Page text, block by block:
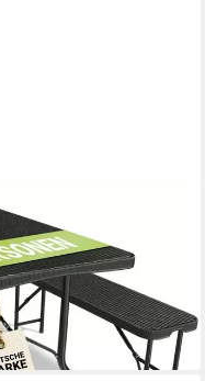
zusammenklappbar,